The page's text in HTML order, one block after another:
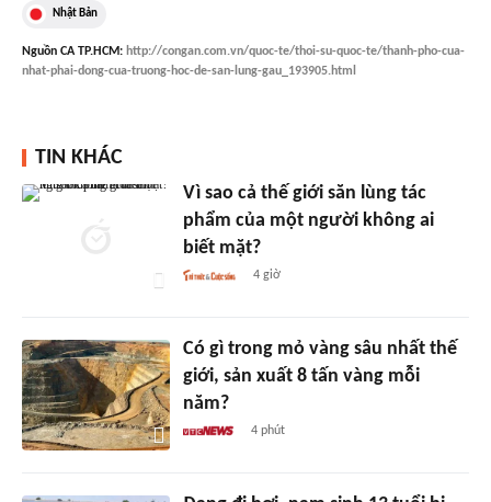
Nhật Bản
Nguồn CA TP.HCM: http://congan.com.vn/quoc-te/thoi-su-quoc-te/thanh-pho-cua-
nhat-phai-dong-cua-truong-hoc-de-san-lung-gau_193905.html
TIN KHÁC
Vì sao cả thế giới săn lùng tác
phẩm của một người không ai
biết mặt?
4 giờ
Có gì trong mỏ vàng sâu nhất thế
giới, sản xuất 8 tấn vàng mỗi
năm?
4 phút